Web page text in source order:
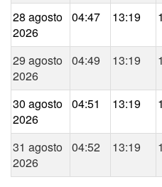
28 agosto
2026
04:47 13:19
29 agosto
2026
04:49 13:19
30 agosto
2026
04:51 13:19
31 agosto
2026
04:52 13:19